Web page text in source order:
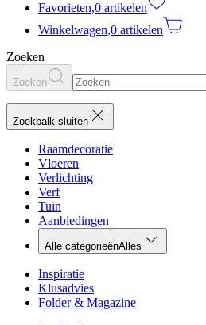
Favorieten,0 artikelen
Winkelwagen,0 artikelen
Zoeken
Zoeken
Zoekbalk sluiten
Raamdecoratie
Vloeren
Verlichting
Verf
Tuin
Aanbiedingen
Alle categorieënAlles
Inspiratie
Klusadvies
Folder & Magazine